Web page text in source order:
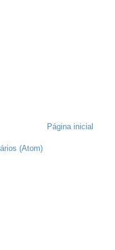
Página inicial
(Atom)